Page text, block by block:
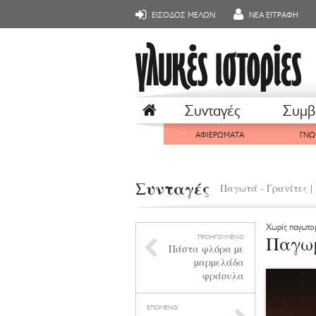
ΕΙΣΟΔΟΣ ΜΕΛΩΝ ΝΕΑ ΕΓΓΡΑΦΗ
Συνταγές
ΑΦΙΕΡΩΜΑΤΑ
Συνταγές Παγωτά - Γρανίτες |
ΠΡΟΗΓΟΥΜΕΝΟ
Πάστα φλόρα µε
µαρµελάδα
φράουλα
ΕΠΟΜΕΝΟ
Χωρίς